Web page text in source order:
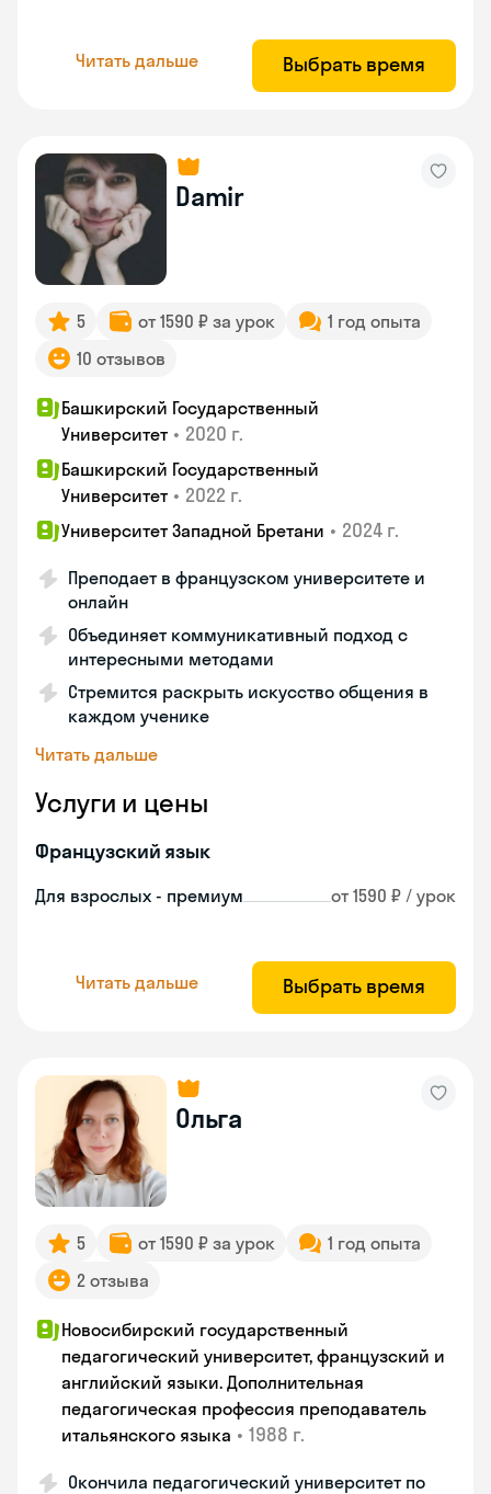
Читать дальше Выбрать время
Damir
5 от 1590 ₽ за урок
1 год опыта
10 отзывов
Башкирский Государственный
Университет • 2020 г.
Башкирский Государственный
Университет • 2022 г.
Университет Западной Бретани • 2024 г.
Преподает в французском университете и
онлайн
Объединяет коммуникативный подход с
интересными методами
Стремится раскрыть искусство общения в
каждом ученике
Читать дальше
Услуги и цены
Французский язык
Для взрослых - премиум от 1590 ₽ / урок
Читать дальше Выбрать время
Ольга
5 от 1590 ₽ за урок
1 год опыта
2 отзыва
Новосибирский государственный
педагогический университет, французский и
английский языки. Дополнительная
педагогическая профессия преподаватель
итальянского языка • 1988 г.
Окончила педагогический университет по